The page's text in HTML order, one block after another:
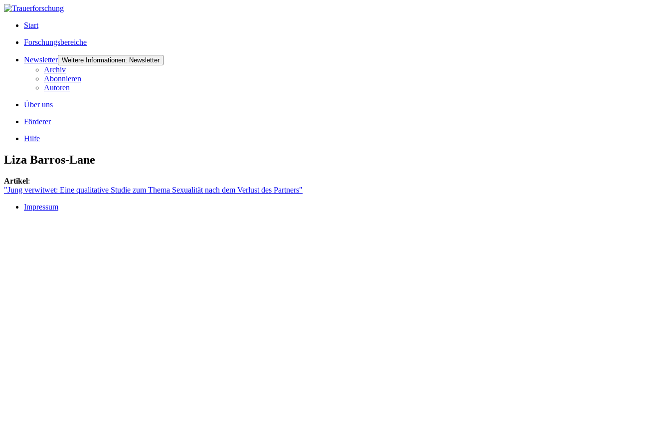
Start
Forschungsbereiche
Newsletter Weitere Informationen: Newsletter
Archiv
Abonnieren
Autoren
Über uns
Förderer
Hilfe
Liza Barros-Lane
Artikel:
"Jung verwitwet: Eine qualitative Studie zum Thema Sexualität nach dem Verlust des Partners"
Impressum